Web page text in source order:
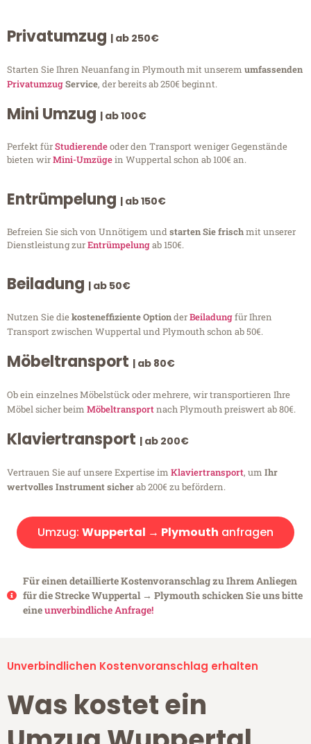
Privatumzug | ab 250€
Starten Sie Ihren Neuanfang in Plymouth mit unserem umfassenden
PrivatumzugService, der bereits ab 250€ beginnt.
Mini Umzug | ab 100€
Perfekt fürStudierendeoder den Transport weniger Gegenstände
bieten wirMini-Umzügein Wuppertal schon ab 100€ an.
Entrümpelung | ab 150€
Befreien Sie sich von Unnötigem undstarten Sie frischmit unserer
Dienstleistung zurEntrümpelungab 150€.
Beiladung | ab 50€
Nutzen Sie diekosteneffiziente OptionderBeiladungfür Ihren
Transport zwischen Wuppertal und Plymouth schon ab 50€.
Möbeltransport | ab 80€
Ob ein einzelnes Möbelstück oder mehrere, wir transportieren Ihre
Möbel sicher beim Möbeltransportnach Plymouth preiswert ab 80€.
Klaviertransport | ab 200€
Vertrauen Sie auf unsere Expertise im Klaviertransport, um Ihr
wertvolles Instrument sicherab 200€ zu befördern.
Umzug: Wuppertal → Plymouth anfragen
Für einen detaillierte Kostenvoranschlag zu Ihrem Anliegen
für die Strecke Wuppertal → Plymouth schicken Sie uns bitte
eineunverbindliche Anfrage!
Unverbindlichen Kostenvoranschlag erhalten
Was kostet ein